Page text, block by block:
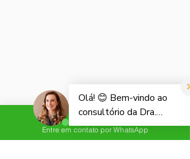
Entre em contato por WhatsApp